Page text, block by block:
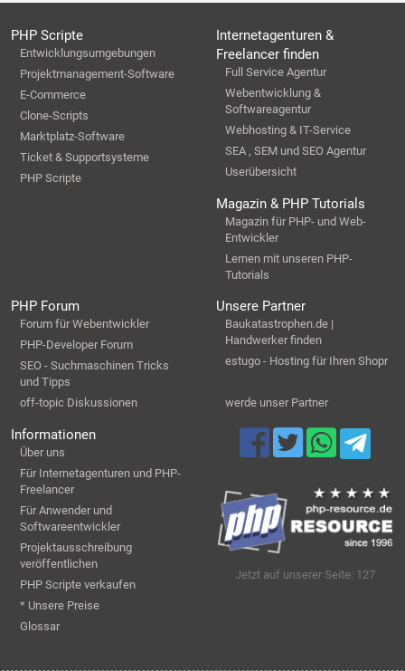
PHP Scripte
Entwicklungsumgebungen
Projektmanagement-Software
E-Commerce
Clone-Scripts
Marktplatz-Software
Ticket & Supportsysteme
PHP Scripte
Internetagenturen &
Freelancer finden
Full Service Agentur
Webentwicklung &
Softwareagentur
Webhosting & IT-Service
SEA , SEM und SEO Agentur
Userübersicht
Magazin & PHP Tutorials
Magazin für PHP- und Web-
Entwickler
Lernen mit unseren PHP-
Tutorials
PHP Forum
Forum für Webentwickler
PHP-Developer Forum
SEO - Suchmaschinen Tricks
und Tipps
off-topic Diskussionen
Unsere Partner
Baukatastrophen.de |
Handwerker finden
estugo - Hosting für Ihren Shopr
werde unser Partner
Informationen
Über uns
Für Internetagenturen und PHP-
Freelancer
Für Anwender und
Softwareentwickler
Projektausschreibung
veröffentlichen
PHP Scripte verkaufen
* Unsere Preise
Glossar
Jetzt auf unserer Seite: 127